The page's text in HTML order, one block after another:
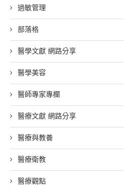
過敏管理
部落格
醫學文獻 網路分享
醫學美容
醫師專家專欄
醫療文獻 網路分享
醫療與教養
醫療衛教
醫療觀點